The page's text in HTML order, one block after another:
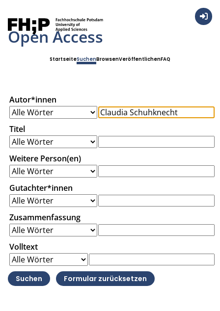
Open Access
StartseiteSuchenBrowsenVeröffentlichenFAQ
Autor*innen
Titel
Weitere Person(en)
Gutachter*innen
Zusammenfassung
Volltext